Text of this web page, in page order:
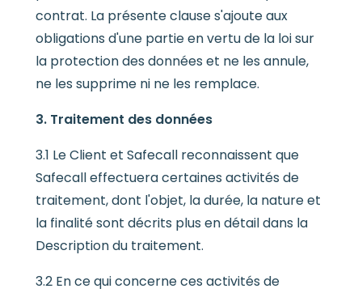
contrat. La présente clause s'ajoute aux
obligations d'une partie en vertu de la loi sur
la protection des données et ne les annule,
ne les supprime ni ne les remplace.
3. Traitement des données
3.1 Le Client et Safecall reconnaissent que
Safecall effectuera certaines activités de
traitement, dont l'objet, la durée, la nature et
la finalité sont décrits plus en détail dans la
Description du traitement.
3.2 En ce qui concerne ces activités de